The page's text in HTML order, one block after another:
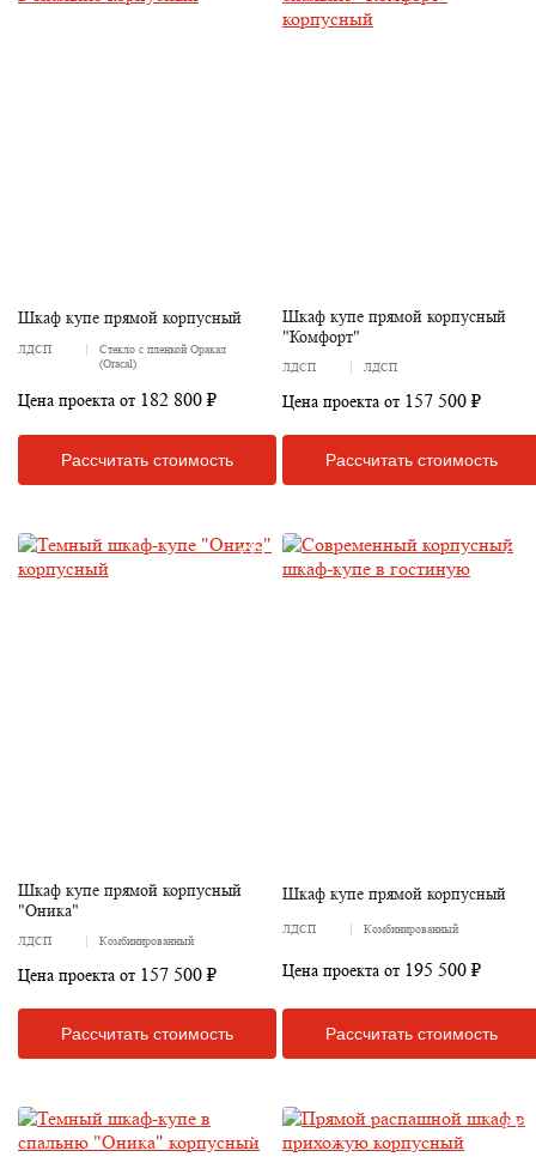
Шкаф купе прямой корпусный
ЛДСП
Стекло с пленкой Оракал
(Oracal)
Цена проекта от 182 800 ₽
Рассчитать стоимость
Шкаф купе прямой корпусный
"Комфорт"
ЛДСП ЛДСП
Цена проекта от 157 500 ₽
Рассчитать стоимость
Шкаф купе прямой корпусный
"Оника"
ЛДСП Комбинированный
Цена проекта от 157 500 ₽
Рассчитать стоимость
Шкаф купе прямой корпусный
ЛДСП Комбинированный
Цена проекта от 195 500 ₽
Рассчитать стоимость